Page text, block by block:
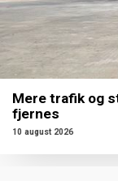
Mere trafik og
fjernes
10 august 2026